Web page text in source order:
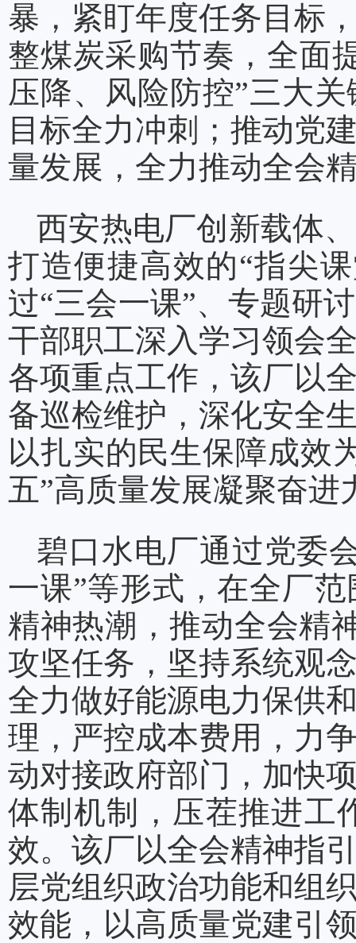
暴，紧盯年度任务目标
整煤炭采购节奏，全面
压降、风险防控”三大
目标全力冲刺；推动党
量发展，全力推动全会
西安热电厂创新载体
打造便捷高效的“指尖
过“三会一课”、专题研
干部职工深入学习领会
各项重点工作，该厂以
备巡检维护，深化安全
以扎实的民生保障成效
五”高质量发展凝聚奋进
碧口水电厂通过党委
一课”等形式，在全厂
精神热潮，推动全会精
攻坚任务，坚持系统观
全力做好能源电力保供
理，严控成本费用，力
动对接政府部门，加快
体制机制，压茬推进工
效。该厂以全会精神指
层党组织政治功能和组
效能，以高质量党建引